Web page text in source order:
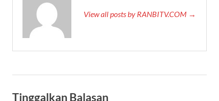
View all posts by RANBITV.COM →
Tinggalkan Balasan